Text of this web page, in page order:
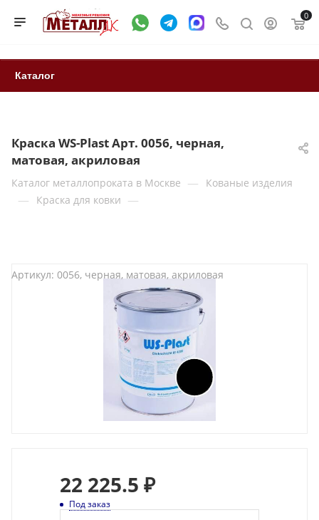
0
Каталог
Краска WS-Plast Арт. 0056, черная,
матовая, акриловая
Каталог металлопроката в Москве — Кованые изделия
— Краска для ковки —
Артикул: 0056, черная, матовая, акриловая
22 225.5 ₽
Под заказ